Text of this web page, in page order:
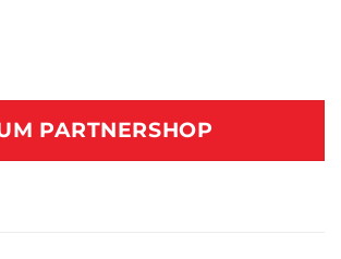
PARTNERSHOP